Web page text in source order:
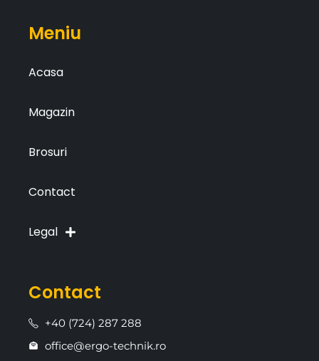
Meniu
Acasa
Magazin
Brosuri
Contact
Legal
Contact
+40 (724) 287 288
office@ergo-technik.ro